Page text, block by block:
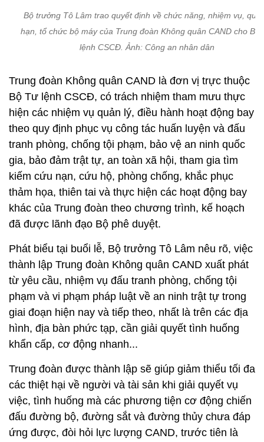
Bộ trưởng Tô Lâm trao quyết định về chức năng, nhiệm vụ,
hạn, tổ chức bộ máy của Trung đoàn Không quân CAND cho Bộ
lệnh CSCĐ. Ảnh: Công an nhân dân
Trung đoàn Không quân CAND là đơn vị trực thuộc
Bộ Tư lệnh CSCĐ, có trách nhiệm tham mưu thực
hiện các nhiệm vụ quản lý, điều hành hoạt động bay
theo quy định phục vụ công tác huấn luyện và đấu
tranh phòng, chống tội phạm, bảo vệ an ninh quốc
gia, bảo đảm trật tự, an toàn xã hội, tham gia tìm
kiếm cứu nạn, cứu hộ, phòng chống, khắc phục
thảm họa, thiên tai và thực hiện các hoạt động bay
khác của Trung đoàn theo chương trình, kế hoạch
đã được lãnh đạo Bộ phê duyệt.
Phát biểu tại buổi lễ, Bộ trưởng Tô Lâm nêu rõ, việc
thành lập Trung đoàn Không quân CAND xuất phát
từ yêu cầu, nhiệm vụ đấu tranh phòng, chống tội
phạm và vi phạm pháp luật về an ninh trật tự trong
giai đoạn hiện nay và tiếp theo, nhất là trên các địa
hình, địa bàn phức tạp, cần giải quyết tình huống
khẩn cấp, cơ động nhanh...
Trung đoàn được thành lập sẽ giúp giảm thiểu tối đa
các thiệt hại về người và tài sản khi giải quyết vụ
việc, tình huống mà các phương tiện cơ động chiến
đấu đường bộ, đường sắt và đường thủy chưa đáp
ứng được, đòi hỏi lực lượng CAND, trước tiên là